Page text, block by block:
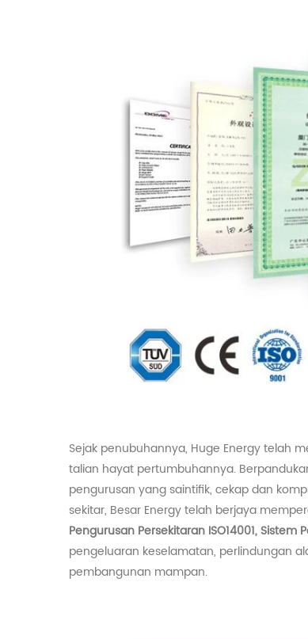
Sejak penubuhannya, Huge Energy telah
talian hayat pertumbuhannya.
pengurusan yang saintifik, cekap dan
sekitar, Besar Energy telah berjaya
Pengurusan Persekitaran ISO14001,
pengeluaran keselamatan, perlindungan
pembangunan mampan.